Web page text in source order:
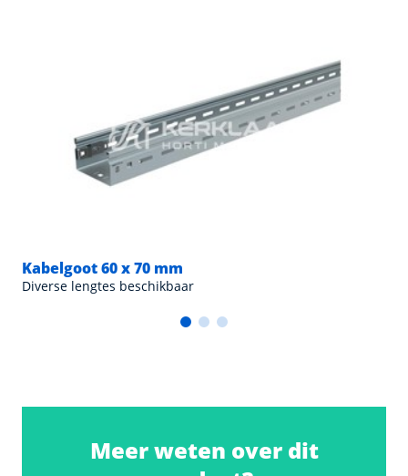
Kabelgoot 60 x 70 mm
Diverse lengtes beschikbaar
Meer weten over dit